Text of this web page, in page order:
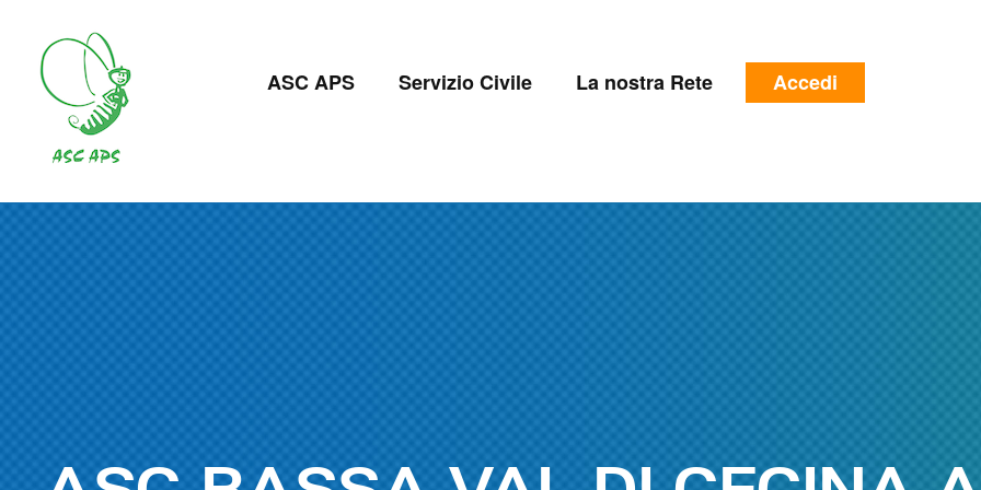
contenuto
principale
Navigazione
ASC APS Servizio Civile La nostra Rete
Menu
utente
Accedi